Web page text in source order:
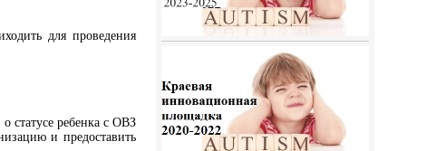
для проведения
статусе ребенка с ОВЗ
и предоставить